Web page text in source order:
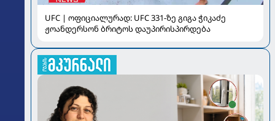
UFC | ოფიციალურად: UFC 331-ზე გიგა ჭიკაძე
ჟოანდერსონ ბრიტოს დაუპირისპირდება